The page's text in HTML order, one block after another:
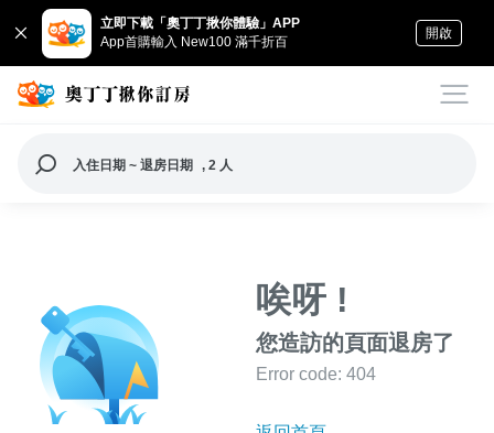
立即下載「奧丁丁揪你體驗」APP
App首購輸入 New100 滿千折百
開啟
入住日期 ~ 退房日期 , 2 人
唉呀 !
您造訪的頁面退房了
Error code: 404